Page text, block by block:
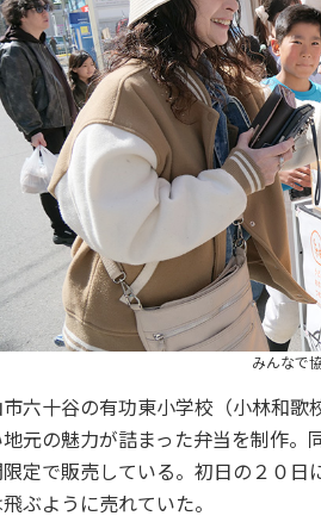
みんなで
六十谷の有功東小学校（小林和歌
元の魅力が詰まった弁当を制作。
定で販売している。初日の２０日
ぶように売れていた。